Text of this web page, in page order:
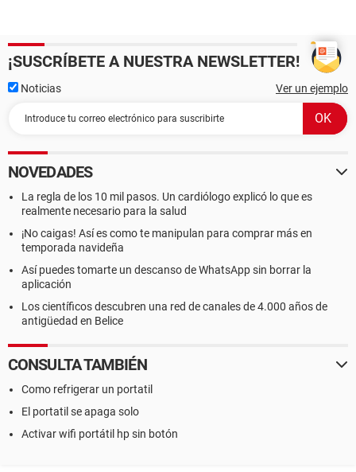
¡SUSCRÍBETE A NUESTRA NEWSLETTER!
Noticias Ver un ejemplo
NOVEDADES
La regla de los 10 mil pasos. Un cardiólogo explicó lo que es
realmente necesario para la salud
¡No caigas! Así es como te manipulan para comprar más en
temporada navideña
Así puedes tomarte un descanso de WhatsApp sin borrar la
aplicación
Los científicos descubren una red de canales de 4.000 años de
antigüedad en Belice
CONSULTA TAMBIÉN
Como refrigerar un portatil
El portatil se apaga solo
Activar wifi portátil hp sin botón